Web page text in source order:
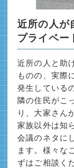
近所の人が
プライベー
近所の人と助
ものの、実際
発生している
隣の住民がこ
り、大家さん
家族以外は知
会議のネタに
ます。様々な
ずはご相談く